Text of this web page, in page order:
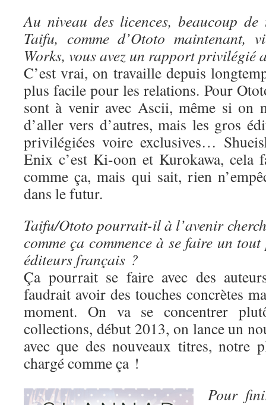
Au niveau des licences, beaucoup
Taifu, comme d’Ototo maintenant,
Works, vous avez un rapport privilégié
C’est vrai, on travaille depuis
plus facile pour les relations. Pour
sont à venir avec Ascii, même si on
d’aller vers d’autres, mais les gros
privilégiées voire exclusives…
Enix c’est Ki-oon et Kurokawa, cela
comme ça, mais qui sait, rien
dans le futur.
Taifu/Ototo pourrait-il à l’avenir
comme ça commence à se faire un
éditeurs français ?
Ça pourrait se faire avec des
faudrait avoir des touches concrètes
moment. On va se concentrer
collections, début 2013, on lance un
avec que des nouveaux titres, notre
chargé comme ça !
Pour